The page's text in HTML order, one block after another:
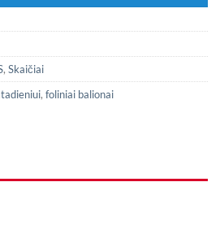
, Skaičiai
, foliniai balionai